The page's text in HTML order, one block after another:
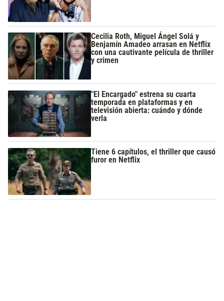
Cecilia Roth, Miguel Ángel Solá y
Benjamín Amadeo arrasan en Netflix
con una cautivante película de thriller
y crimen
"El Encargado" estrena su cuarta
temporada en plataformas y en
televisión abierta: cuándo y dónde
verla
Tiene 6 capítulos, el thriller que causó
furor en Netflix